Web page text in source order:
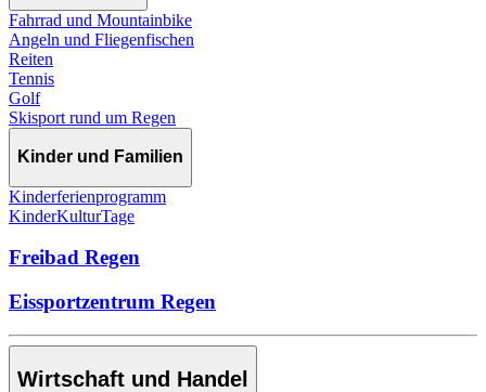
Fahrrad und Mountainbike
Angeln und Fliegenfischen
Reiten
Tennis
Golf
Skisport rund um Regen
Kinder und Familien
Kinderferienprogramm
KinderKulturTage
Freibad Regen
Eissportzentrum Regen
Wirtschaft und Handel